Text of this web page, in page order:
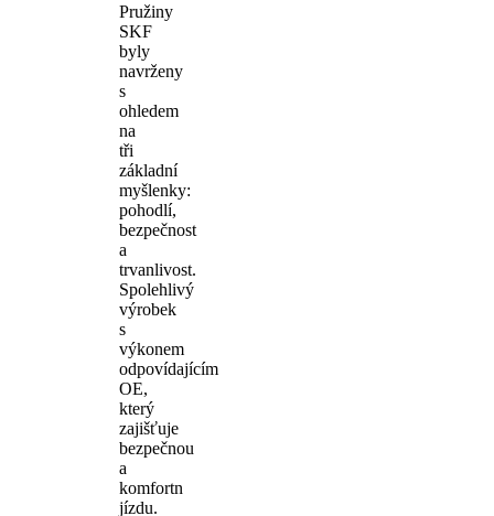
Pružiny
SKF
byly
navrženy
s
ohledem
na
tři
základní
myšlenky:
pohodlí,
bezpečnost
a
trvanlivost.
Spolehlivý
výrobek
s
výkonem
odpovídajícím
OE,
který
zajišťuje
bezpečnou
a
komfortn
jízdu.